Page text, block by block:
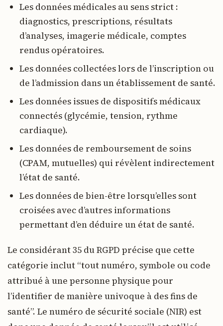
Les données médicales au sens strict :
diagnostics, prescriptions, résultats
d’analyses, imagerie médicale, comptes
rendus opératoires.
Les données collectées lors de l’inscription ou
de l’admission dans un établissement de santé.
Les données issues de dispositifs médicaux
connectés (glycémie, tension, rythme
cardiaque).
Les données de remboursement de soins
(CPAM, mutuelles) qui révèlent indirectement
l’état de santé.
Les données de bien-être lorsqu’elles sont
croisées avec d’autres informations
permettant d’en déduire un état de santé.
Le considérant 35 du RGPD précise que cette
catégorie inclut “tout numéro, symbole ou code
attribué à une personne physique pour
l’identifier de manière univoque à des fins de
santé”. Le numéro de sécurité sociale (NIR) est